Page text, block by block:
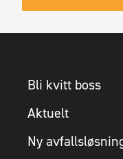
Bli kvitt boss
Aktuelt
Ny